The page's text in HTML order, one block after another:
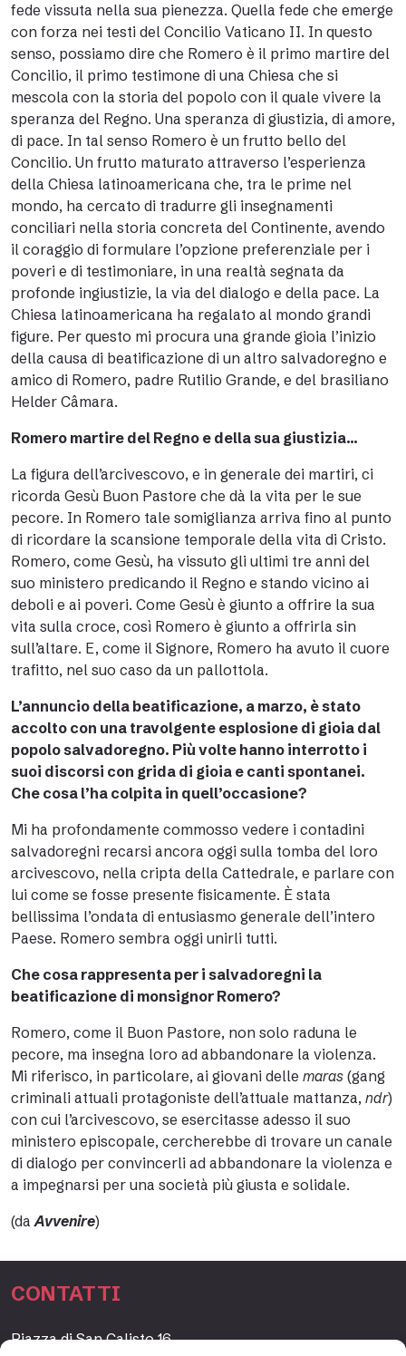
fede vissuta nella sua pienezza. Quella fede che emerge
con forza nei testi del Concilio Vaticano II. In questo
senso, possiamo dire che Romero è il primo martire del
Concilio, il primo testimone di una Chiesa che si
mescola con la storia del popolo con il quale vivere la
speranza del Regno. Una speranza di giustizia, di amore,
di pace. In tal senso Romero è un frutto bello del
Concilio. Un frutto maturato attraverso l’esperienza
della Chiesa latinoamericana che, tra le prime nel
mondo, ha cercato di tradurre gli insegnamenti
conciliari nella storia concreta del Continente, avendo
il coraggio di formulare l’opzione preferenziale per i
poveri e di testimoniare, in una realtà segnata da
profonde ingiustizie, la via del dialogo e della pace. La
Chiesa latinoamericana ha regalato al mondo grandi
figure. Per questo mi procura una grande gioia l’inizio
della causa di beatificazione di un altro salvadoregno e
amico di Romero, padre Rutilio Grande, e del brasiliano
Helder Câmara.
Romero martire del Regno e della sua giustizia…
La figura dell’arcivescovo, e in generale dei martiri, ci
ricorda Gesù Buon Pastore che dà la vita per le sue
pecore. In Romero tale somiglianza arriva fino al punto
di ricordare la scansione temporale della vita di Cristo.
Romero, come Gesù, ha vissuto gli ultimi tre anni del
suo ministero predicando il Regno e stando vicino ai
deboli e ai poveri. Come Gesù è giunto a offrire la sua
vita sulla croce, così Romero è giunto a offrirla sin
sull’altare. E, come il Signore, Romero ha avuto il cuore
trafitto, nel suo caso da un pallottola.
L’annuncio della beatificazione, a marzo, è stato
accolto con una travolgente esplosione di gioia dal
popolo salvadoregno. Più volte hanno interrotto i
suoi discorsi con grida di gioia e canti spontanei.
Che cosa l’ha colpita in quell’occasione?
Mi ha profondamente commosso vedere i contadini
salvadoregni recarsi ancora oggi sulla tomba del loro
arcivescovo, nella cripta della Cattedrale, e parlare con
lui come se fosse presente fisicamente. È stata
bellissima l’ondata di entusiasmo generale dell’intero
Paese. Romero sembra oggi unirli tutti.
Che cosa rappresenta per i salvadoregni la
beatificazione di monsignor Romero?
Romero, come il Buon Pastore, non solo raduna le
pecore, ma insegna loro ad abbandonare la violenza.
Mi riferisco, in particolare, ai giovani delle maras (gang
criminali attuali protagoniste dell’attuale mattanza, ndr)
con cui l’arcivescovo, se esercitasse adesso il suo
ministero episcopale, cercherebbe di trovare un canale
di dialogo per convincerli ad abbandonare la violenza e
a impegnarsi per una società più giusta e solidale.
(daAvvenire)
CONTATTI
Piazza di San Calisto 16,